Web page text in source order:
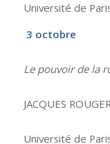
Université de
3 octobre
Le pouvoir de la
JACQUES
Université de